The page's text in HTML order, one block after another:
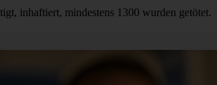
inhaftiert, mindestens 1300 wurden getötet.